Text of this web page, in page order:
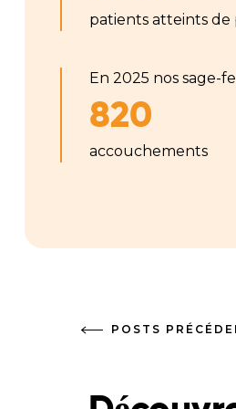
patients atteints de
En 2025 nos sage-
820
accouchements
POSTS